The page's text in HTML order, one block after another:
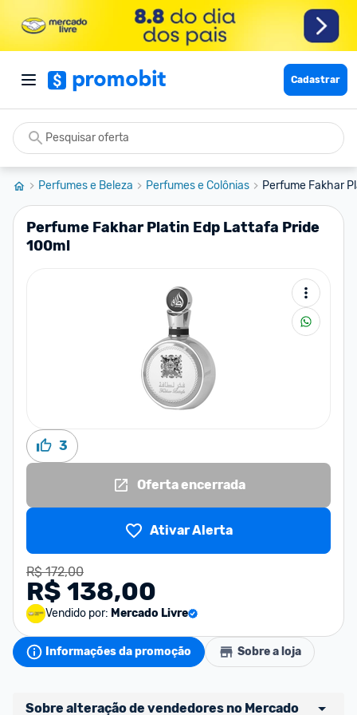
Cadastrar
Perfumes e Beleza Perfumes e Colônias Perfume Fakhar
Perfume Fakhar Platin Edp Lattafa Pride
100ml
3
Oferta encerrada
Ativar Alerta
R$ 172,00
R$ 138,00
Vendido por: Mercado Livre
Informações da promoção Sobre a loja
Sobre alteração de vendedores no Mercado